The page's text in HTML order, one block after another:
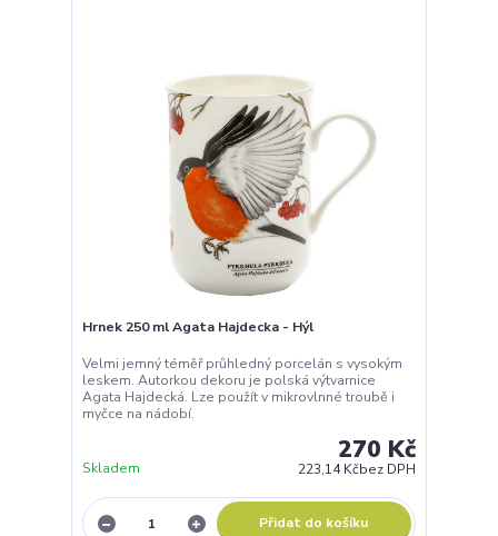
Hrnek 250 ml Agata Hajdecka - Hýl
Velmi jemný téměř průhledný porcelán s vysokým
leskem. Autorkou dekoru je polská výtvarnice
Agata Hajdecká. Lze použít v mikrovlnné troubě i
myčce na nádobí.
270 Kč
223,14 Kčbez DPH
Skladem
Přidat do košíku